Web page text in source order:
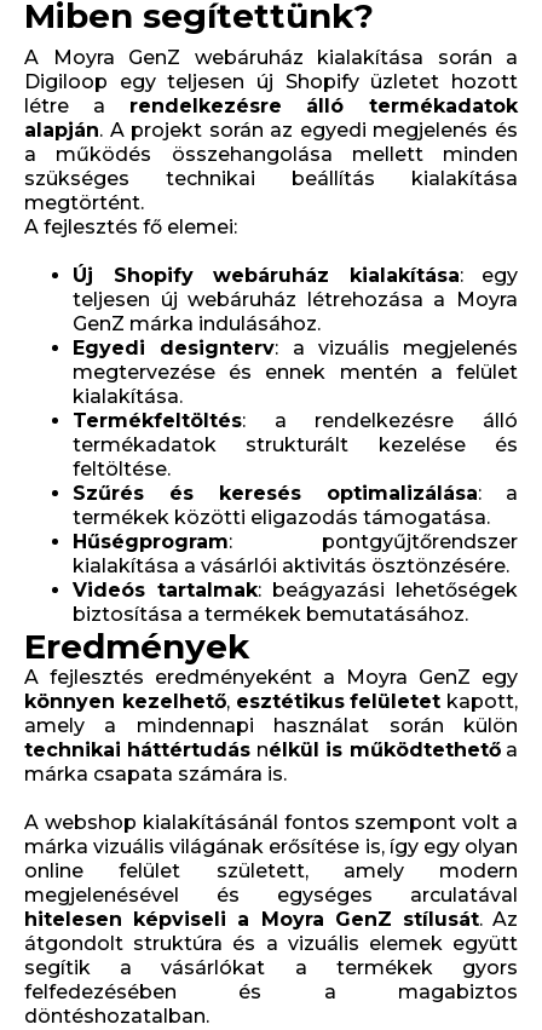
Miben segítettünk?
A Moyra GenZ webáruház kialakítása során a
Digiloop egy teljesen új Shopify üzletet hozott
létre a rendelkezésre álló termékadatok
alapján. A projekt során az egyedi megjelenés és
a működés összehangolása mellett minden
szükséges technikai beállítás kialakítása
megtörtént.
A fejlesztés fő elemei:
Új Shopify webáruház kialakítása: egy
teljesen új webáruház létrehozása a Moyra
GenZ márka indulásához.
Egyedi designterv: a vizuális megjelenés
megtervezése és ennek mentén a felület
kialakítása.
Termékfeltöltés: a rendelkezésre álló
termékadatok strukturált kezelése és
feltöltése.
Szűrés és keresés optimalizálása: a
termékek közötti eligazodás támogatása.
Hűségprogram: pontgyűjtőrendszer
kialakítása a vásárlói aktivitás ösztönzésére.
Videós tartalmak: beágyazási lehetőségek
biztosítása a termékek bemutatásához.
Eredmények
A fejlesztés eredményeként a Moyra GenZ egy
könnyen kezelhető, esztétikus felületet kapott,
amely a mindennapi használat során külön
technikai háttértudás nélkül is működtethetőa
márka csapata számára is.
A webshop kialakításánál fontos szempont volt a
márka vizuális világának erősítése is, így egy olyan
online felület született, amely modern
megjelenésével és egységes arculatával
hitelesen képviseli a Moyra GenZ stílusát. Az
átgondolt struktúra és a vizuális elemek együtt
segítik a vásárlókat a termékek gyors
felfedezésében és a magabiztos
döntéshozatalban.